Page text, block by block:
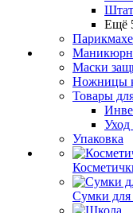
Ещё
Маски
Ножницы
Товары
Уход
Упаковка
Сумки для